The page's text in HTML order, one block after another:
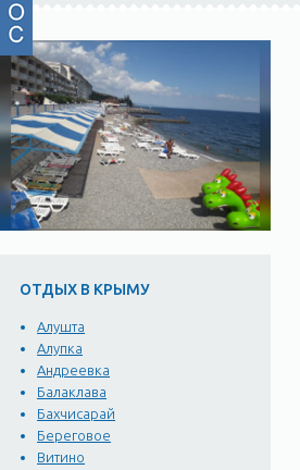
ОТДЫХ В КРЫМУ
Алушта
Алупка
Андреевка
Балаклава
Бахчисарай
Береговое
Витино